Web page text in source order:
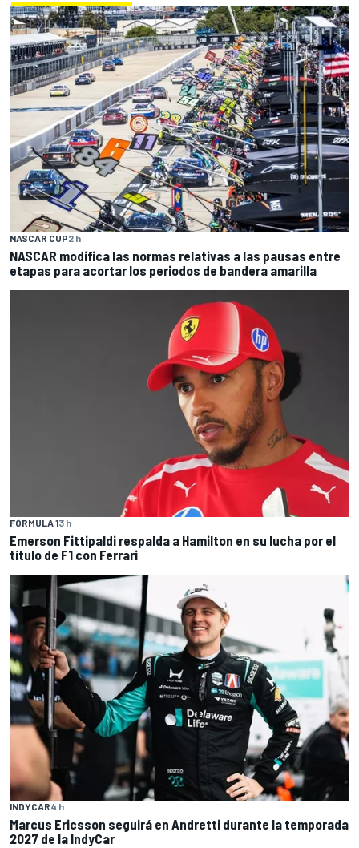
NASCAR CUP2 h
NASCAR modifica las normas relativas a las pausas entre
etapas para acortar los periodos de bandera amarilla
FÓRMULA 13 h
Emerson Fittipaldi respalda a Hamilton en su lucha por el
título de F1 con Ferrari
INDYCAR4 h
Marcus Ericsson seguirá en Andretti durante la temporada
2027 de la IndyCar